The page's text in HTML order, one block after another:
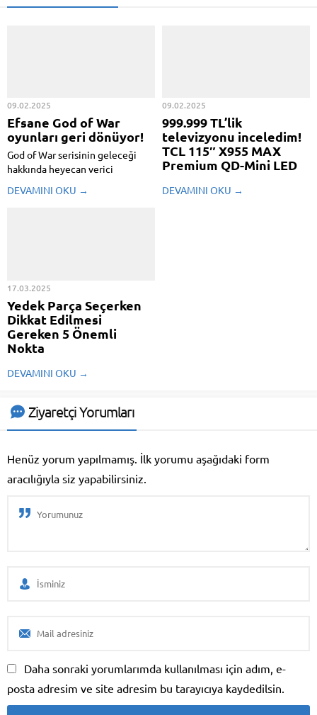
09.02.2025
Efsane God of War
oyunları geri dönüyor!
God of War serisinin geleceği
hakkında heyecan verici
oyuncuları şaşırtacak cinsten.
DEVAMINI OKU →
09.02.2025
999.999 TL’lik
televizyonu inceledim!
TCL 115″ X955 MAX
Premium QD-Mini LED
TCL, televizyon teknolojisinde
DEVAMINI OKU →
17.03.2025
Yedek Parça Seçerken
Dikkat Edilmesi
Gereken 5 Önemli
Nokta
etmeniz gereken bazı noktalar
bulmanıza yardımcı olur.
DEVAMINI OKU →
Ziyaretçi Yorumları
Henüz yorum yapılmamış. İlk yorumu aşağıdaki form
aracılığıyla siz yapabilirsiniz.
Daha sonraki yorumlarımda kullanılması için adım, e-
posta adresim ve site adresim bu tarayıcıya kaydedilsin.